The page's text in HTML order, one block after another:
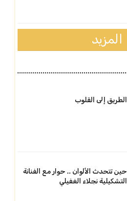
المزيد
الطريق إلى القلوب
حين تتحدث الألوان .. حوار مع الفنانة
التشكيلية نجلاء الغفيلي